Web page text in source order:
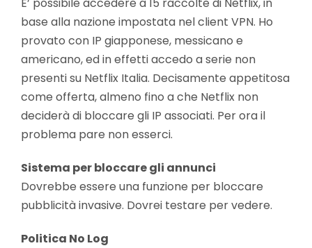
base alla nazione impostata nel client VPN. Ho
provato con IP giapponese, messicano e
americano, ed in effetti accedo a serie non
presenti su Netflix Italia. Decisamente appetitosa
come offerta, almeno fino a che Netflix non
deciderà di bloccare gli IP associati. Per ora il
problema pare non esserci.
Sistema per bloccare gli annunci
Dovrebbe essere una funzione per bloccare
pubblicità invasive. Dovrei testare per vedere.
Politica No Log